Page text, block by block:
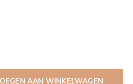
AAN WINKELWAGEN